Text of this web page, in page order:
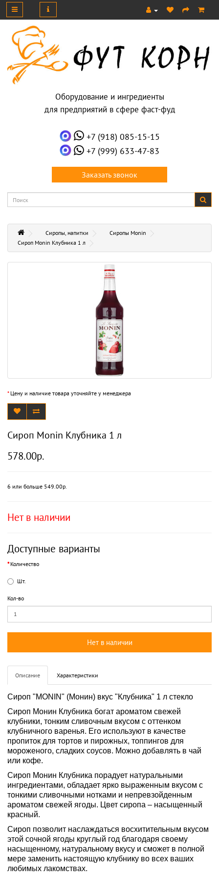
Оборудование и ингредиенты
для предприятий в сфере фаст-фуд
+7 (918) 085-15-15
+7 (999) 633-47-83
Заказать звонок
Сиропы, напитки
Сиропы Monin
Сироп Monin Клубника 1 л
*Цену и наличие товара уточняйте у менеджера
Сироп Monin Клубника 1 л
578.00р.
6 или больше 549.00р.
Нет в наличии
Доступные варианты
Количество
Шт.
Кол-во
Нет в наличии
Описание Характеристики
Сироп "MONIN" (Монин) вкус "Клубника" 1 л стекло
Сироп Монин Клубника богат ароматом свежей
клубники, тонким сливочным вкусом с оттенком
клубничного варенья. Его используют в качестве
пропиток для тортов и пирожных, топпингов для
мороженого, сладких соусов. Можно добавлять в чай
или кофе.
Сироп Монин Клубника порадует натуральными
ингредиентами, обладает ярко выраженным вкусом с
тонкими сливочными нотками и непревзойденным
ароматом свежей ягоды. Цвет сиропа – насыщенный
красный.
Сироп позволит наслаждаться восхитительным вкусом
этой сочной ягоды круглый год благодаря своему
насыщенному, натуральному вкусу и сможет в полной
мере заменить настоящую клубнику во всех ваших
любимых лакомствах.